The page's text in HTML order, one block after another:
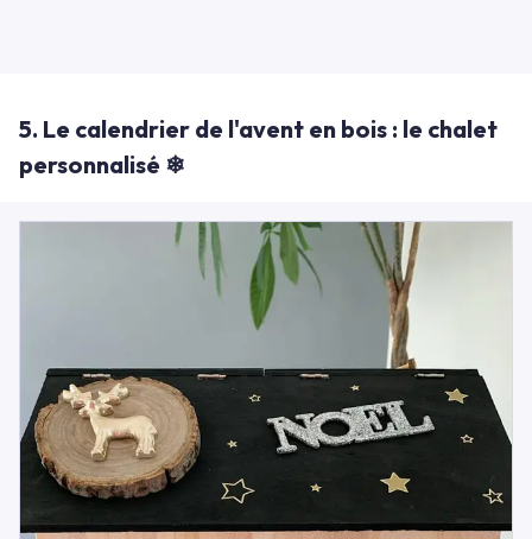
5. Le calendrier de l'avent en bois : le chalet
personnalisé ❄